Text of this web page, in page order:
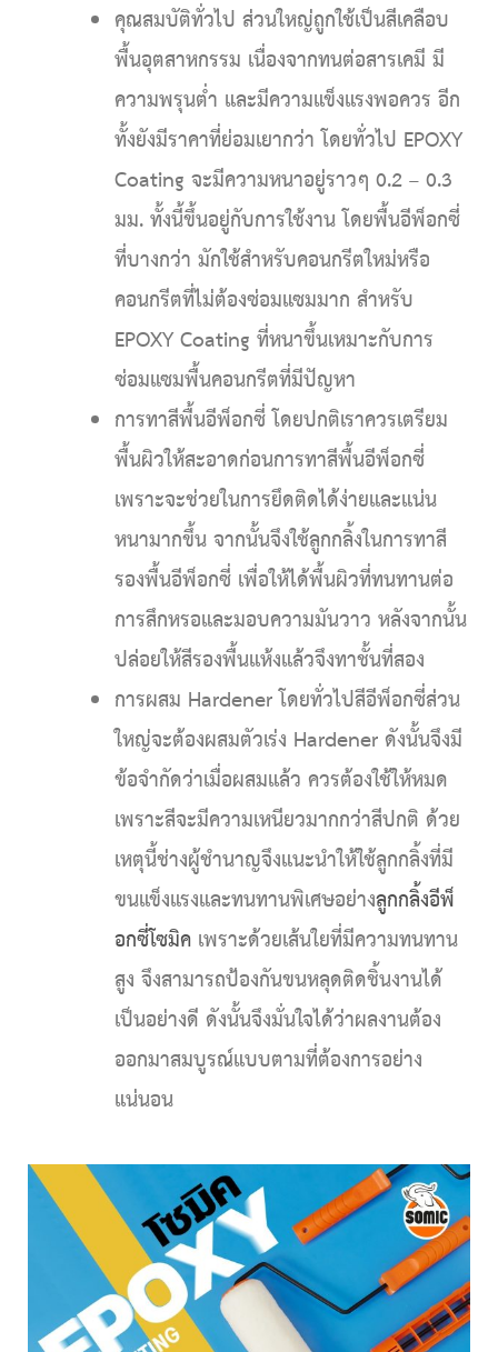
คุณสมบัติทั่วไป ส่วนใหญ่ถูกใช้เป็นสีเคลือบ
พื้นอุตสาหกรรม เนื่องจากทนต่อสารเคมี มี
ความพรุนต่ำ และมีความแข็งแรงพอควร อีก
ทั้งยังมีราคาที่ย่อมเยากว่า โดยทั่วไป EPOXY
Coating จะมีความหนาอยู่ราวๆ 0.2 – 0.3
มม. ทั้งนี้ขึ้นอยู่กับการใช้งาน โดยพื้นอีพ็อกซี่
ที่บางกว่า มักใช้สำหรับคอนกรีตใหม่หรือ
คอนกรีตที่ไม่ต้องซ่อมแซมมาก สำหรับ
EPOXY Coating ที่หนาขึ้นเหมาะกับการ
ซ่อมแซมพื้นคอนกรีตที่มีปัญหา
การทาสีพื้นอีพ็อกซี่โดยปกติเราควรเตรียม
พื้นผิวให้สะอาดก่อนการทาสีพื้นอีพ็อกซี่
เพราะจะช่วยในการยึดติดได้ง่ายและแน่น
หนามากขึ้น จากนั้นจึงใช้ลูกกลิ้งในการทาสี
รองพื้นอีพ็อกซี่ เพื่อให้ได้พื้นผิวที่ทนทานต่อ
การสึกหรอและมอบความมันวาว หลังจากนั้น
ปล่อยให้สีรองพื้นแห้งแล้วจึงทาชั้นที่สอง
การผสม Hardenerโดยทั่วไปสีอีพ็อกซี่ส่วน
ใหญ่จะต้องผสมตัวเร่ง Hardener ดังนั้นจึงมี
ข้อจำกัดว่าเมื่อผสมแล้ว ควรต้องใช้ให้หมด
เพราะสีจะมีความเหนียวมากกว่าสีปกติ ด้วย
เหตุนี้ช่างผู้ชำนาญจึงแนะนำให้ใช้ลูกกลิ้งที่มี
ขนแข็งแรงและทนทานพิเศษอย่างลูกกลิ้งอีพ็
อกซี่โซมิค เพราะด้วยเส้นใยที่มีความทนทาน
สูง จึงสามารถป้องกันขนหลุดติดชิ้นงานได้
เป็นอย่างดี ดังนั้นจึงมั่นใจได้ว่าผลงานต้อง
ออกมาสมบูรณ์แบบตามที่ต้องการอย่าง
แน่นอน